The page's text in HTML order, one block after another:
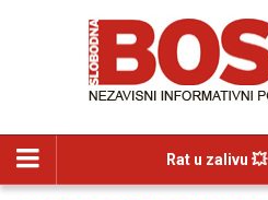
Rat u zalivu 💥